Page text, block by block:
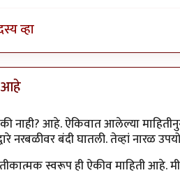
व्हा
आहे
नाही? आहे. ऐकिवात आलेल्या
नरबळीवर बंदी घातली. तेव्हां नारळ
स्वरूप ही ऐकीव माहिती आहे.